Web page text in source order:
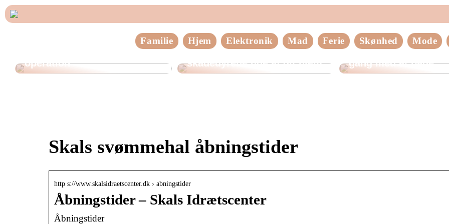
Familie Hjem Elektronik Mad Ferie Skønhed Mode
Tre vigtige ting at huske
operation
skadedyrene ude af dit hjem
gang med at bage
Skals svømmehal åbningstider
http s://www.skalsidraetscenter.dk › abningstider
Åbningstider – Skals Idrætscenter
Åbningstider